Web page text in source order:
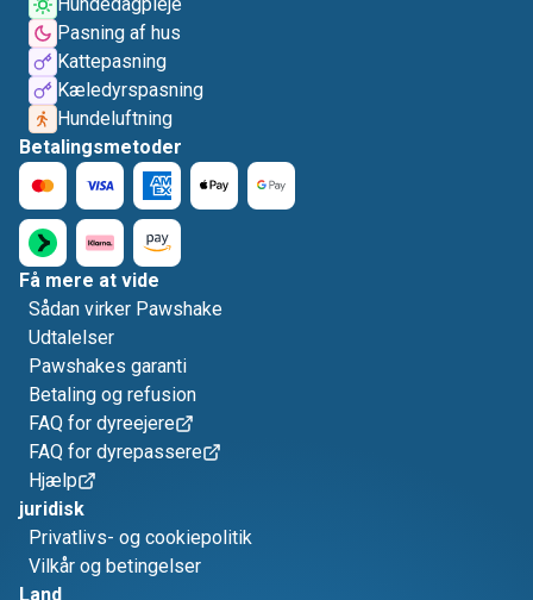
Pasning af hus
Kattepasning
Kæledyrspasning
Hundeluftning
Betalingsmetoder
Få mere at vide
Sådan virker Pawshake
Udtalelser
Pawshakes garanti
Betaling og refusion
FAQ for dyreejere
FAQ for dyrepassere
Hjælp
juridisk
Privatlivs- og cookiepolitik
Vilkår og betingelser
Land